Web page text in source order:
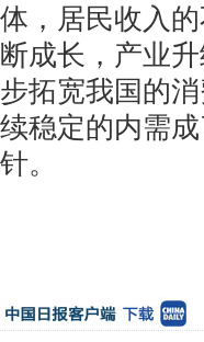
体，居民收入
断成长，产业
步拓宽我国的
续稳定的内需
针。